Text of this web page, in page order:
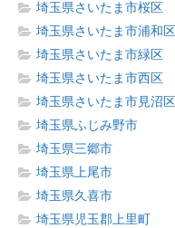
埼玉県さいたま市桜区
埼玉県さいたま市浦和区
埼玉県さいたま市緑区
埼玉県さいたま市西区
埼玉県さいたま市見沼区
埼玉県ふじみ野市
埼玉県三郷市
埼玉県上尾市
埼玉県久喜市
埼玉県児玉郡上里町